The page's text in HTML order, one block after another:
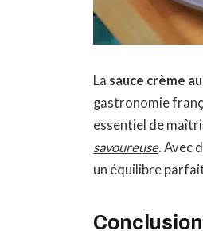
La sauce crème
gastronomie
essentiel de
savoureuse. Avec
un équilibre